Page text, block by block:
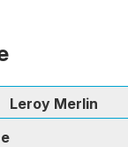
Leroy Merlin